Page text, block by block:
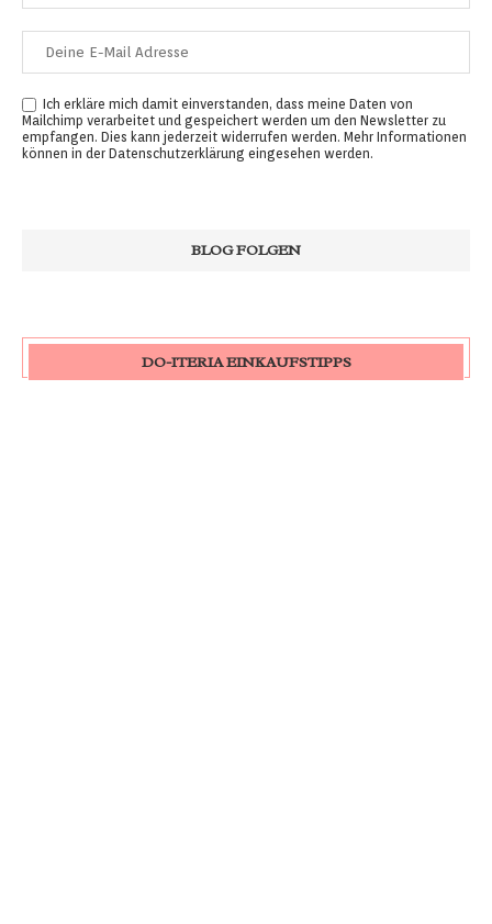
Ich erkläre mich damit einverstanden, dass meine Daten von
Mailchimp verarbeitet und gespeichert werden um den Newsletter zu
empfangen. Dies kann jederzeit widerrufen werden. Mehr Informationen
können in der Datenschutzerklärung eingesehen werden.
DO-ITERIA EINKAUFSTIPPS